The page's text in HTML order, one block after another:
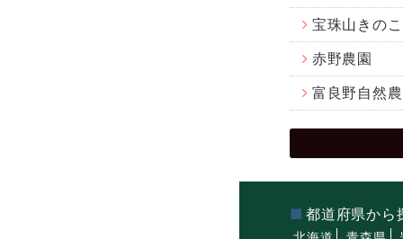
宝珠山きの
赤野農園
富良野自然
都道府県から